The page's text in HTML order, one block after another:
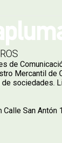
de
Mercantil de
sociedades.
San Antón